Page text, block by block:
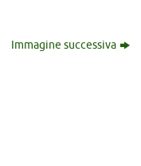
Immagine successiva